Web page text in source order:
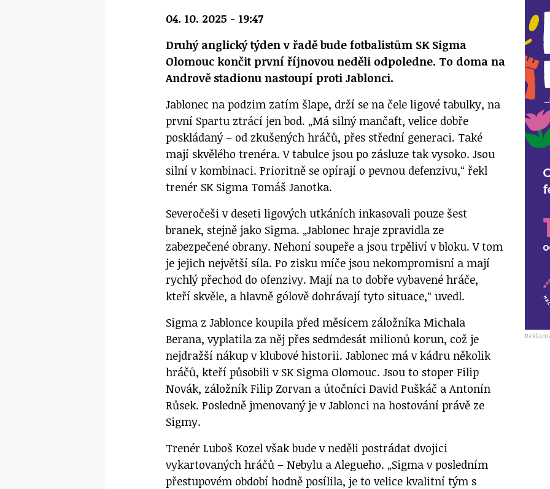
04. 10. 2025 - 19:47
Druhý anglický týden v řadě bude fotbalistům SK Sigma
Olomouc končit první říjnovou neděli odpoledne. To doma na
Andrově stadionu nastoupí proti Jablonci.
Jablonec na podzim zatím šlape, drží se na čele ligové tabulky, na
první Spartu ztrácí jen bod. „Má silný mančaft, velice dobře
poskládaný – od zkušených hráčů, přes střední generaci. Také
mají skvělého trenéra. V tabulce jsou po zásluze tak vysoko. Jsou
silní v kombinaci. Prioritně se opírají o pevnou defenzivu,“ řekl
trenér SK Sigma Tomáš Janotka.
Severočeši v deseti ligových utkáních inkasovali pouze šest
branek, stejně jako Sigma. „Jablonec hraje zpravidla ze
zabezpečené obrany. Nehoní soupeře a jsou trpěliví v bloku. V tom
je jejich největší síla. Po zisku míče jsou nekompromisní a mají
rychlý přechod do ofenzivy. Mají na to dobře vybavené hráče,
kteří skvěle, a hlavně gólově dohrávají tyto situace,“ uvedl.
Sigma z Jablonce koupila před měsícem záložníka Michala
Berana, vyplatila za něj přes sedmdesát milionů korun, což je
nejdražší nákup v klubové historii. Jablonec má v kádru několik
hráčů, kteří působili v SK Sigma Olomouc. Jsou to stoper Filip
Novák, záložník Filip Zorvan a útočníci David Puškáč a Antonín
Růsek. Posledně jmenovaný je v Jablonci na hostování právě ze
Sigmy.
Trenér Luboš Kozel však bude v neděli postrádat dvojici
vykartovaných hráčů – Nebylu a Alegueho. „Sigma v posledním
přestupovém období hodně posílila, je to velice kvalitní tým s